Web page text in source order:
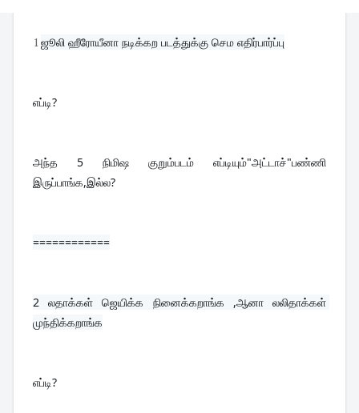
1ஜூலி ஹீரோயீனா நடிக்கற படத்துக்கு செம எதிர்பார்ப்பு
எப்டி?
அந்த 5 நிமிஷ குறும்படம் எப்டியும்"அட்டாச்"பண்ணி
இருப்பாங்க,இல்ல?
============
2 லதாக்கள் ஜெயிக்க நினைக்கறாங்க ,ஆனா லலிதாக்கள்
முந்திக்கறாங்க
எப்டி?